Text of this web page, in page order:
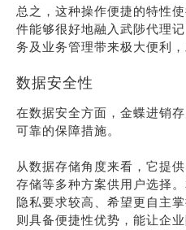
总之，这种操作便捷的特性
件能够很好地融入武陟代理
务及业务管理带来极大便利，
数据安全性
在数据安全方面，金蝶进销
可靠的保障措施。
从数据存储角度来看，它提
存储等多种方案供用户选择
隐私要求较高、希望更自主
则具备便捷性优势，能让企